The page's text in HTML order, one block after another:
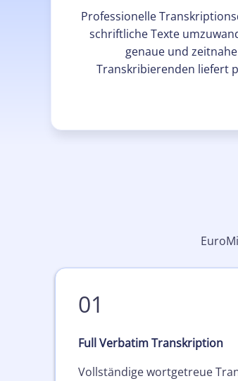
Professionelle
schriftliche Texte
genaue und
Transkribierenden liefert
01
Full VerbatimTranskription
Vollständige wortgetreue